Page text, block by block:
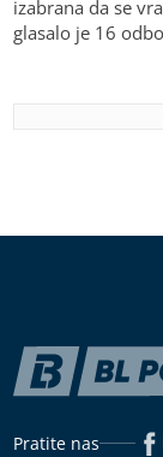
izabrana da se
glasalo je 16
Pratite nas